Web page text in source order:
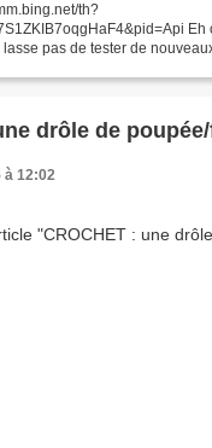
th?
pas de tester de
drôle de
à 12:02